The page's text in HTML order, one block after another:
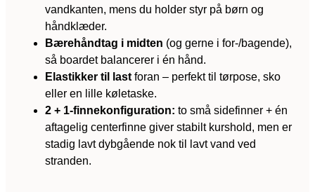
vandkanten, mens du holder styr på børn og
håndklæder.
Bærehåndtag i midten (og gerne i for-/bagende),
så boardet balancerer i én hånd.
Elastikker til lastforan – perfekt til tørpose, sko
eller en lille køletaske.
2 + 1-finnekonfiguration: to små sidefinner + én
aftagelig centerfinne giver stabilt kurs­hold, men er
stadig lavt dybgående nok til lavt vand ved
stranden.